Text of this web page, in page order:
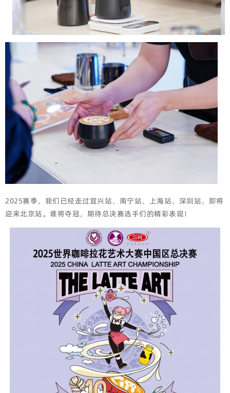
2025赛季，我们已经走过宜兴站、南宁站、上海站、深圳站，即将
迎来北京站。谁将夺冠，期待总决赛选手们的精彩表现！